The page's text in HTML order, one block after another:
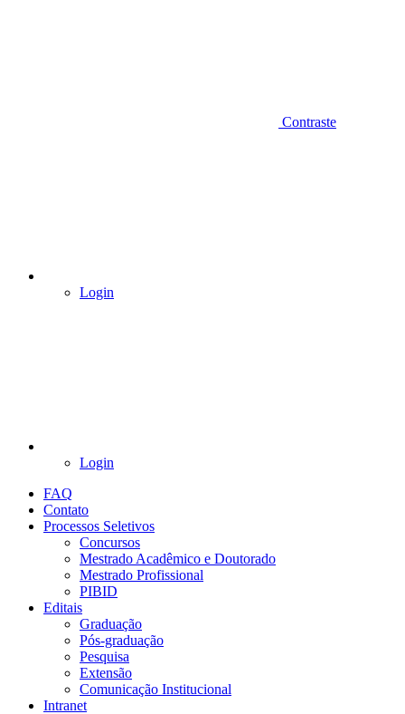
Contraste
Login
Login
FAQ
Contato
Processos Seletivos
Concursos
Mestrado Acadêmico e Doutorado
Mestrado Profissional
PIBID
Editais
Graduação
Pós-graduação
Pesquisa
Extensão
Comunicação Institucional
Intranet